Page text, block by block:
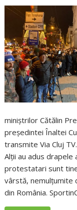
miniștrilor Cătălin
președintei Înaltei
transmite Via Cluj
Alții au adus drapele
protestatari sunt
vârstă, nemulțumite
din România.